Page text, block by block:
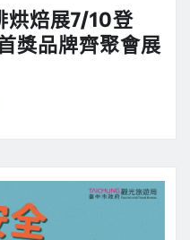
烘焙展7/10登
獎品牌齊聚會展